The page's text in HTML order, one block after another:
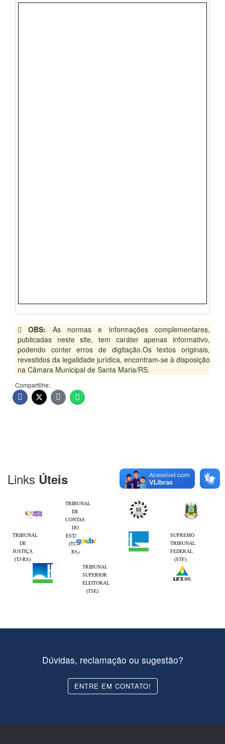
OBS: As normas e informações complementares,
publicadas neste site, tem caráter apenas informativo,
podendo conter erros de digitação.Os textos originais,
revestidos da legalidade jurídica, encontram-se à disposição
na Câmara Municipal de Santa Maria/RS.
Compartilhe:
Links Úteis
TRIBUNAL
DE
CONTAS
DO
ESTADO
(TCE-
RS)
TRIBUNAL
DE
JUSTIÇA
(TJ-RS)
SUPREMO
TRIBUNAL
FEDERAL
(STF)
TRIBUNAL
SUPERIOR
ELEITORAL
(TSE)
Dúvidas, reclamação ou sugestão?
ENTRE EM CONTATO!